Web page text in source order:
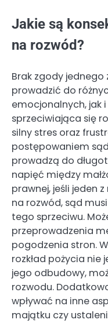
Jakie są
na rozwód?
Brak zgody jednego
prowadzić do
emocjonalnych, jak
sprzeciwiająca się
silny stres oraz
postępowaniem
prowadzą do
napięć między
prawnej, jeśli jeden
na rozwód, sąd
tego sprzeciwu.
przeprowadzenia
pogodzenia stron.
rozkład pożycia nie
jego odbudowy,
rozwodu.
wpływać na inne
majątku czy